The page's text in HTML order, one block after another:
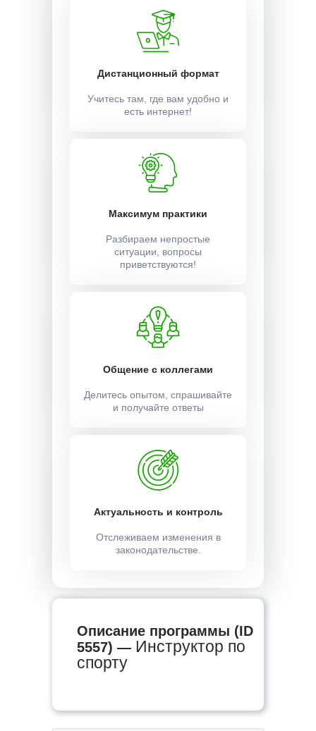
Дистанционный формат
Учитесь там, где вам удобно и
есть интернет!
Максимум практики
Разбираем непростые
ситуации, вопросы
приветствуются!
Общение с коллегами
Делитесь опытом, спрашивайте
и получайте ответы
Актуальность и контроль
Отслеживаем изменения в
законодательстве.
Описание программы (ID
5557) — Инструктор по
спорту